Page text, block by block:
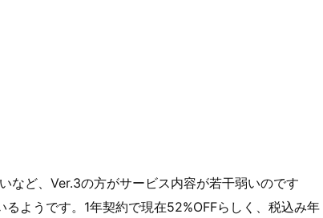
など、Ver.3の方がサービス内容が若干弱いのです
ようです。1年契約で現在52%OFFらしく、税込み年